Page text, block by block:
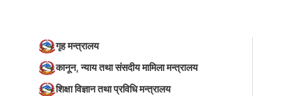
गृह मन्त्रालय
कानून, न्याय तथा संसदीय मामिला मन्त्रालय
शिक्षा विज्ञान तथा प्रविधि मन्त्रालय